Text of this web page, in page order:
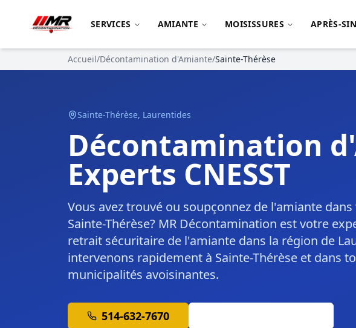
SERVICES AMIANTE MOISISSURES APRÈS-
Accueil/Décontamination d'Amiante/Sainte-Thérèse
Sainte-Thérèse, Laurentides
Décontamination
Experts CNESST
Vous avez trouvé ou soupçonnez de l'amiante
Sainte-Thérèse? MR Décontamination est votre
retrait sécuritaire de l'amiante dans la région de
intervenons rapidement à Sainte-Thérèse et dans
municipalités avoisinantes.
514-632-7670